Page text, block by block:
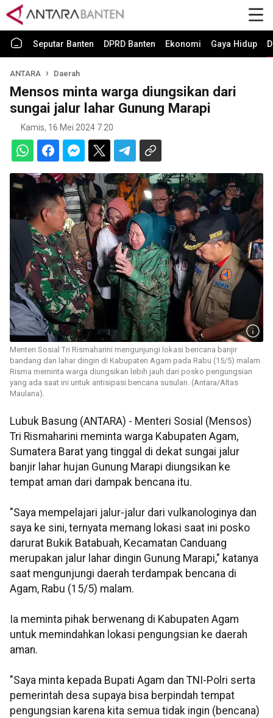
Seputar Banten DPRD Banten Ekonomi Gaya Hidup
ANTARA Daerah
Mensos minta warga diungsikan dari
sungai jalur lahar Gunung Marapi
Kamis, 16 Mei 2024 7:20
Menteri Sosial Tri Rismaharini mengunjungi lokasi bencana banjir
bandang dan lahar dingin di Kabupaten Agam pada Rabu (15/5) malam.
Risma meminta warga diungsikan lebih jauh dari posko pengungsian
yang ada saat ini untuk antisipasi bencana susulan. (Antara/Altas
Maulana).
Lubuk Basung (ANTARA) - Menteri Sosial (Mensos)
Tri Rismaharini meminta warga Kabupaten Agam,
Sumatera Barat yang tinggal di dekat sungai jalur
banjir lahar hujan Gunung Marapi diungsikan ke
tempat aman dari dampak bencana itu.
"Saya mempelajari jalur-jalur dari vulkanologinya dan
saya ke sini, ternyata memang lokasi saat ini posko
darurat Bukik Batabuah, Kecamatan Canduang
merupakan jalur lahar dingin Gunung Marapi," katanya
saat mengunjungi daerah terdampak bencana di
Agam, Rabu (15/5) malam.
Ia meminta pihak berwenang di Kabupaten Agam
untuk memindahkan lokasi pengungsian ke daerah
aman.
"Saya minta kepada Bupati Agam dan TNI-Polri serta
pemerintah desa supaya bisa berpindah tempat
pengungsian karena kita semua tidak ingin (bencana)